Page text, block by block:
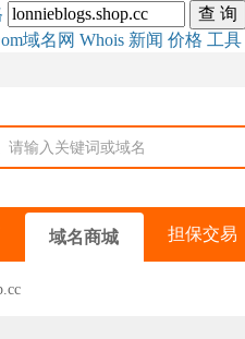
域名网 Whois 新闻 价格 工具